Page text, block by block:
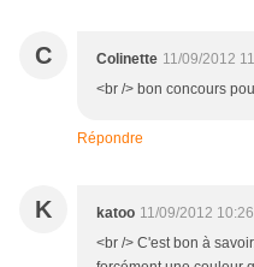
C Colinette 11/09/2012
<br /> bon concours
Répondre
K katoo 11/09/2012 10:26
<br /> C'est bon à